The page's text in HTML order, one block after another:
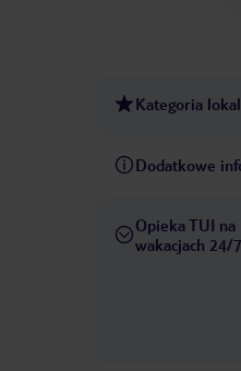
Kategoria
Dodatkowe
Opieka TUI na
wakacjach 24/7